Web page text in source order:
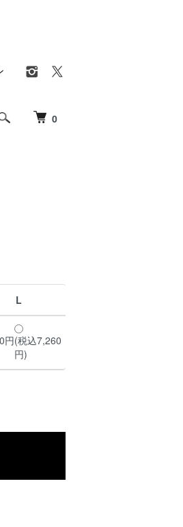
0
L
円(税込7,260
円)